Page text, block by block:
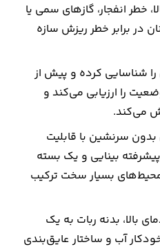
خطر انفجار، گازهای سمی یا
در برابر خطر ریزش سازه
را شناسایی کرده و پیش از
را ارزیابی می‌کند و
می‌کند.
بدون سرنشین با قابلیت
بینایی و یک بسته
محیط‌های بسیار سخت ترکیب
بالا، بدنه ربات به یک
آب و ساختار عایق‌بندی